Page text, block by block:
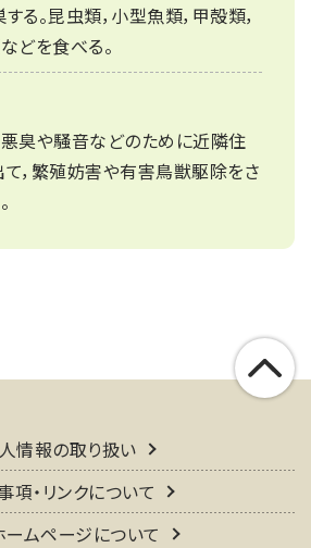
る。昆虫類，小型魚類，甲殻類，
どを食べる。
臭や騒音などのために近隣住
，繁殖妨害や有害鳥獣駆除をさ
情報の取り扱い
項・リンクについて
ームページについて